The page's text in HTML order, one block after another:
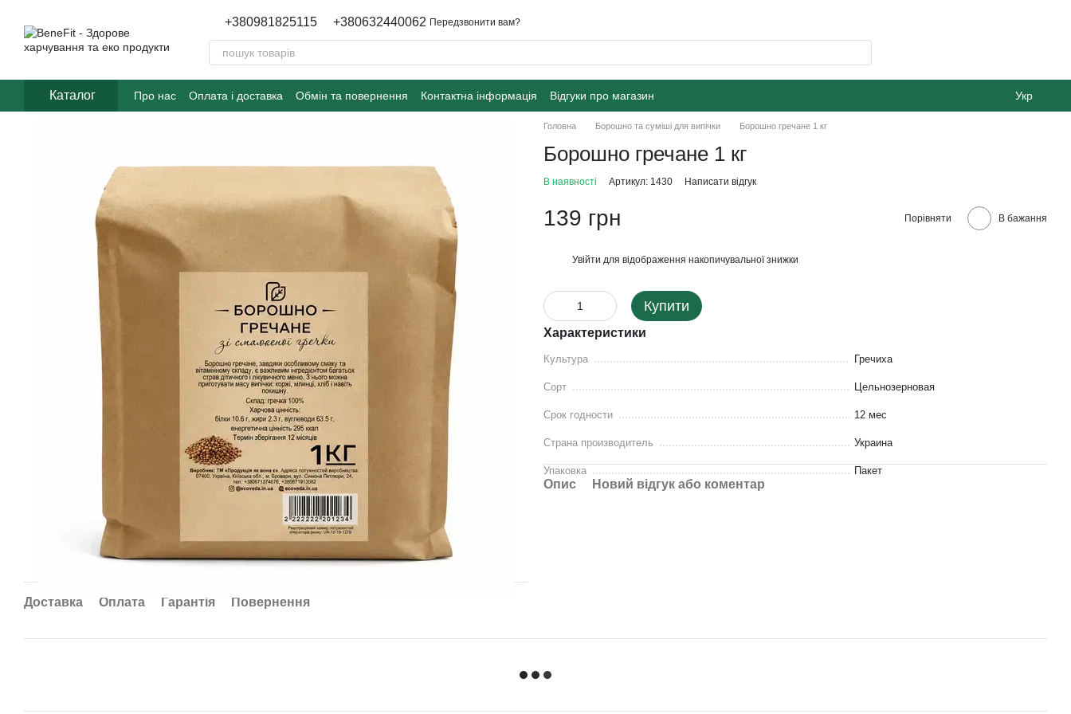
+380981825115 +380632440062 Передзвонити вам?
Каталог Про нас Оплата і доставка Обмін та повернення Контактна інформація Відгуки про магазин Укр
Доставка Оплата Гарантія Повернення
Головна Борошно та суміші для випічки Борошно гречане 1 кг
Борошно гречане 1 кг
В наявності Артикул: 1430 Написати відгук
139 грн Порівняти В бажання
Увійти для відображення накопичувальної знижки
Купити
Характеристики
Культура Гречиха
Сорт Цельнозерновая
Срок годности 12 мес
Страна производитель Украина
Упаковка Пакет
Опис Новий відгук або коментар